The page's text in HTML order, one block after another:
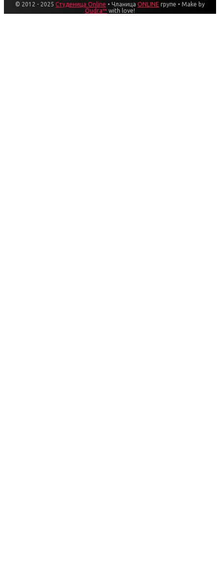
© 2012 - 2025 Студеница Online • Чланица ONLINE групе • Make by
Qudra™ with love!